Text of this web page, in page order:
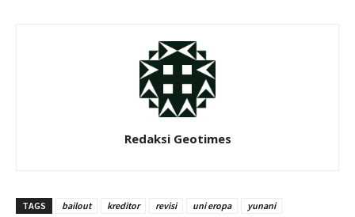
Redaksi Geotimes
TAGS bailout kreditor revisi uni eropa yunani